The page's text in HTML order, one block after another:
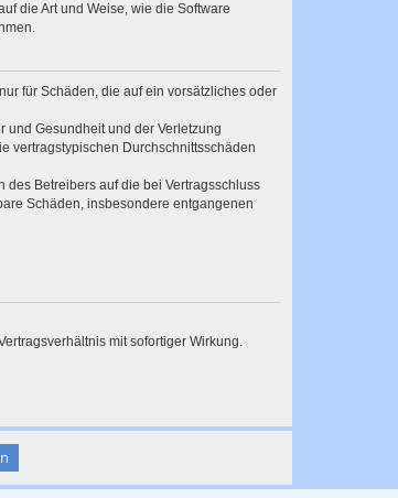
die Art und Weise, wie die Software
für Schäden, die auf ein vorsätzliches oder
und Gesundheit und der Verletzung
vertragstypischen Durchschnittsschäden
Betreibers auf die bei Vertragsschluss
Schäden, insbesondere entgangenen
mit sofortiger Wirkung.